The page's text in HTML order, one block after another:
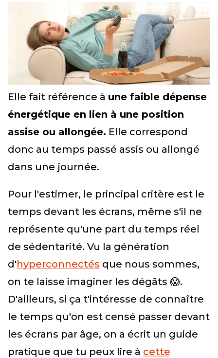
Elle fait référence à une faible dépense
énergétique en lien à une position
assise ou allongée. Elle correspond
donc au temps passé assis ou allongé
dans une journée.
Pour l'estimer, le principal critère est le
temps devant les écrans, même s'il ne
représente qu'une part du temps réel
de sédentarité. Vu la génération
d'hyperconnectés que nous sommes,
on te laisse imaginer les dégâts 😱.
D'ailleurs, si ça t'intéresse de connaître
le temps qu'on est censé passer devant
les écrans par âge, on a écrit un guide
pratique que tu peux lire à cette